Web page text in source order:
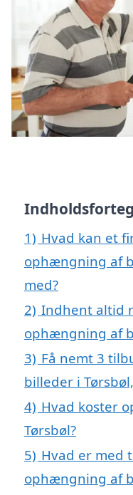
1) Hvad kan et
ophængning af
med?
2) Indhent altid
ophængning af
3) Få nemt 3
billeder i
4) Hvad koster
Tørsbøl?
5) Hvad er med
ophængning af